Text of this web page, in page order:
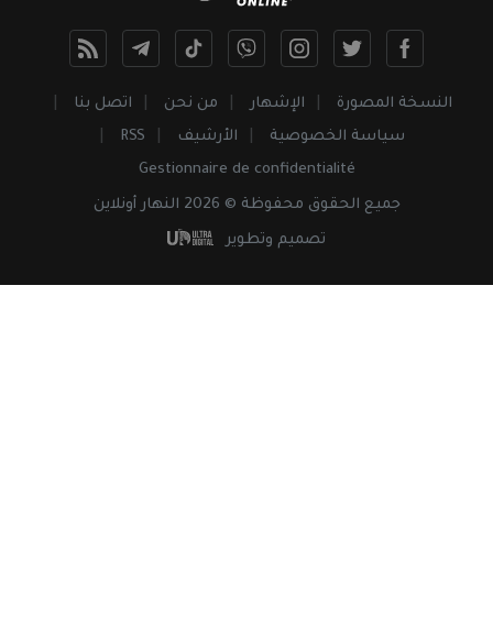
النسخة المصورة الإشهار من نحن
اتصل بنا
سياسة الخصوصية
الأرشيف
RSS
Gestionnaire de confidentialité
جميع الحقوق محفوظة © 2026 النهار أونلاين
تصميم وتطوير